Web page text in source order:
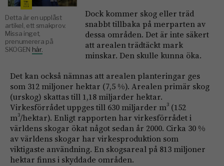
Detta är en upplåst
artikel, ett smakprov.
Missa inget,
prenumerera på
SKOGEN här.
Dock kommer skog eller träd
snabbt tillbaka på merparten av
dessa områden. Det är inte säkert
att arealen trädtäckt mark
minskar. Den skulle kunna öka.
Det kan också nämnas att arealen planteringar ges
som 312 miljoner hektar (7,5 %). Arealen primär skog
(urskog) skattas till 1,18 miljarder hektar.
Virkesförrådet uppges till 630 miljarder m3 (152
m3/hektar). Enligt rapporten har virkesförrådet i
världens skogar ökat något sedan år 2000. Cirka 30 %
av världens skogar har virkesproduktion som
viktigaste användning. En skogsareal på 813 miljoner
hektar finns i skyddade områden.